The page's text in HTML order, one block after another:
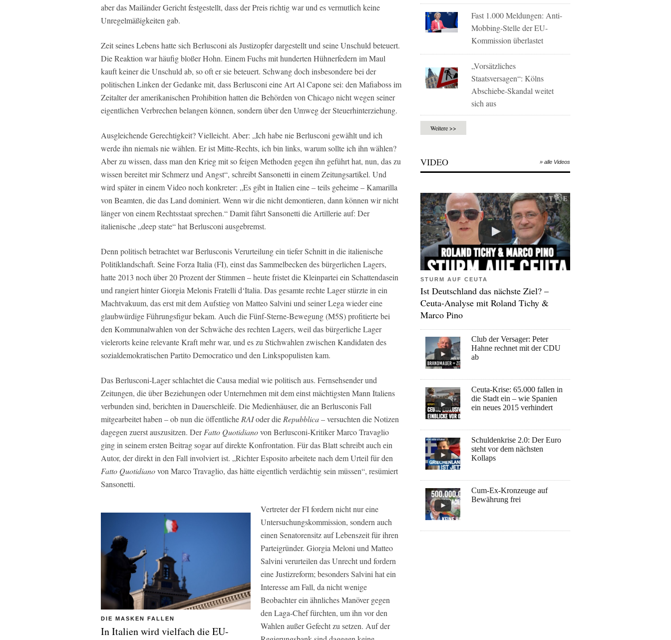
aber das Mailänder Gericht festgestellt, dass der Preis richtig war und es vermutlich keine
Unregelmäßigkeiten gab.
Zeit seines Lebens hatte sich Berlusconi als Justizopfer dargestellt und seine Unschuld beteuert.
Die Reaktion war häufig bloßer Hohn. Einem Fuchs mit hunderten Hühnerfedern im Maul
kauft keiner die Unschuld ab, so oft er sie beteuert. Schwang doch insbesondere bei der
politischen Linken der Gedanke mit, dass Berlusconi eine Art Al Capone sei: den Mafiaboss im
Zeitalter der amerikanischen Prohibition hatten die Behörden von Chicago nicht wegen seiner
eigentlichen Verbrechen belangen können, sondern über den Umweg der Steuerhinterziehung.
Ausgleichende Gerechtigkeit? Vielleicht. Aber: „Ich habe nie Berlusconi gewählt und ich
werde ihn niemals nie wählen. Er ist Mitte-Rechts, ich bin links, warum sollte ich ihn wählen?
Aber zu wissen, dass man den Krieg mit so feigen Methoden gegen ihn geführt hat, nun, das zu
wissen bereitet mir Schmerz und Angst“, schreibt Sansonetti in einem Zeitungsartikel. Und
wird später in einem Video noch konkreter: „Es gibt in Italien eine – teils geheime – Kamarilla
von Beamten, die das Land dominiert. Wenn wir die nicht demontieren, dann können wir nicht
länger von einem Rechtsstaat sprechen.“ Damit fährt Sansonetti die Artillerie auf: Der
italienische „deep state“ hat Berlusconi ausgebremst.
Denn politisch betrachtet war Berlusconis Verurteilung ein tiefer Schnitt in die italienische
Politiklandschaft. Seine Forza Italia (FI), einst das Sammelbecken des bürgerlichen Lagers,
hatte 2013 noch über 20 Prozent der Stimmen – heute fristet die Kleinpartei ein Schattendasein
und rangiert hinter Giorgia Melonis Fratelli d‘Italia. Das gesamte rechte Lager stürzte in ein
Machtvakuum, das erst mit dem Aufstieg von Matteo Salvini und seiner Lega wieder eine
glaubwürdige Führungsfigur bekam. Auch die Fünf-Sterne-Bewegung (M5S) profitierte bei
den Kommunalwahlen von der Schwäche des rechten Lagers, weil das bürgerliche Lager
vielerorts keine relevante Kraft mehr war, und es zu Stichwahlen zwischen Kandidaten des
sozialdemokratischen Partito Democratico und den Linkspopulisten kam.
Das Berlusconi-Lager schlachtet die Causa medial wie politisch aus. Fernsehsender und
Zeitungen, die über Beziehungen oder Unternehmen mit dem einst mächtigsten Mann Italiens
verbunden sind, berichten in Dauerschleife. Die Medienhäuser, die an Berlusconis Fall
mitgearbeitet haben – ob nun die öffentliche RAIoder die Repubblica– versuchten die Notizen
dagegen zuerst auszusitzen. DerFatto Quotidianovon Berlusconi-Kritiker Marco Travaglio
ging in seinem ersten Beitrag sogar auf direkte Konfrontation. Für das Blatt schreibt auch ein
Autor, der direkt in den Fall involviert ist. „Richter Esposito arbeitete nach dem Urteil für den
Fatto Quotidianovon Marco Travaglio, das hätte eigentlich verdächtig sein müssen“, resümiert
Sansonetti.
DIE MASKEN FALLEN
In Italien wird vielfach die EU-
Vertreter der FI fordern nicht nur eine
Untersuchungskommission, sondern auch
einen Senatorensitz auf Lebenszeit für ihren
Parteigründer. Giorgia Meloni und Matteo
Salvini verurteilen das Unrecht und fordern
eine Justizreform; besonders Salvini hat ein
Interesse am Fall, da nicht wenige
Beobachter ein ähnliches Manöver gegen
den Laga-Chef fürchten, um ihn vor den
Wahlen außer Gefecht zu setzen. Auf der
Fast 1.000 Meldungen: Anti-
Mobbing-Stelle der EU-
Kommission überlastet
„Vorsätzliches
Staatsversagen“: Kölns
Abschiebe-Skandal weitet
sich aus
Weitere >>
VIDEO » alle Videos
STURM AUF CEUTA
Ist Deutschland das nächste Ziel? –
Ceuta-Analyse mit Roland Tichy &
Marco Pino
Club der Versager: Peter
Hahne rechnet mit der CDU
ab
Ceuta-Krise: 65.000 fallen in
die Stadt ein – wie Spanien
ein neues 2015 verhindert
Schuldenkrise 2.0: Der Euro
steht vor dem nächsten
Kollaps
Cum-Ex-Kronzeuge auf
Bewährung frei